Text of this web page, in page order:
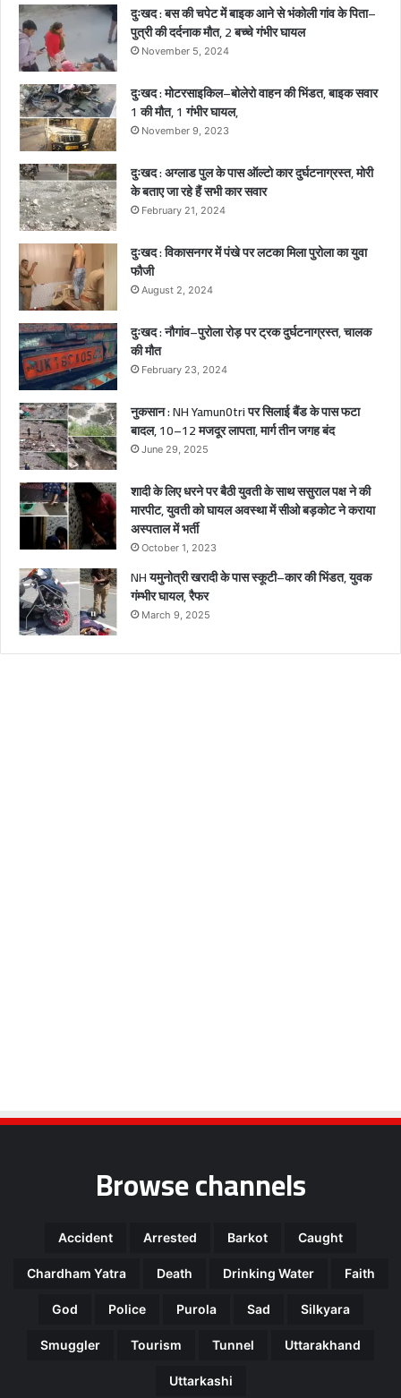
ता
की
क
ब
र
दुःखद : बस की चपेट में बाइक आने से भंकोली गांव के पिता–
पुत्री की दर्दनाक मौत, 2 बच्चे गंभीर घायल
November 5, 2024
दुःखद : मोटरसाइकिल–बोलेरो वाहन की भिंडत, बाइक सवार
1 की मौत, 1 गंभीर घायल,
November 9, 2023
दुःखद : अग्लाड पुल के पास ऑल्टो कार दुर्घटनाग्रस्त, मोरी
के बताए जा रहे हैं सभी कार सवार
February 21, 2024
दुःखद : विकासनगर में पंखे पर लटका मिला पुरोला का युवा
फौजी
August 2, 2024
दुःखद : नौगांव–पुरोला रोड़ पर ट्रक दुर्घटनाग्रस्त, चालक
की मौत
February 23, 2024
नुकसान : NH Yamun0tri पर सिलाई बैंड के पास फटा
बादल, 10–12 मजदूर लापता, मार्ग तीन जगह बंद
June 29, 2025
शादी के लिए धरने पर बैठी युवती के साथ ससुराल पक्ष ने की
मारपीट, युवती को घायल अवस्था में सीओ बड़कोट ने कराया
अस्पताल में भर्ती
October 1, 2023
NH यमुनोत्री खरादी के पास स्कूटी–कार की भिंडत, युवक
गंम्भीर घायल, रैफर
March 9, 2025
Browse channels
Accident Arrested Barkot Caught
Chardham Yatra Death Drinking Water Faith
God Police Purola Sad Silkyara
Smuggler Tourism Tunnel Uttarakhand
Uttarkashi